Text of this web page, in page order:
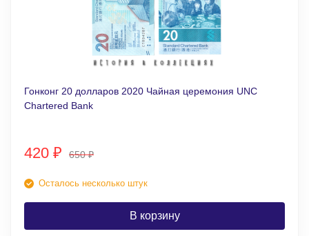
Гонконг 20 долларов 2020 Чайная церемония UNC
Chartered Bank
420 ₽ 650₽
Осталось несколько штук
В корзину